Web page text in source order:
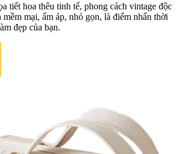
tiết hoa thêu tinh tế, phong cách vintage độc
mại, ấm áp, nhỏ gọn, là điểm nhấn thời
đẹp của bạn.